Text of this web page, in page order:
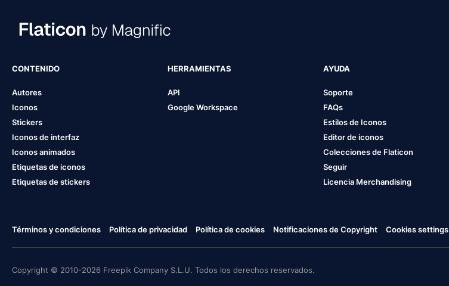
CONTENIDO
Autores
Iconos
Stickers
Iconos de interfaz
Iconos animados
Etiquetas de iconos
Etiquetas de stickers
HERRAMIENTAS
API
Google Workspace
AYUDA
Soporte
FAQs
Estilos de Iconos
Editor de iconos
Colecciones de Flaticon
Seguir
Licencia Merchandising
Términos y condiciones Política de privacidad Política de cookies Notificaciones de Copyright Cookies settings
Copyright © 2010-2026 Freepik Company S.L.U. Todos los derechos reservados.